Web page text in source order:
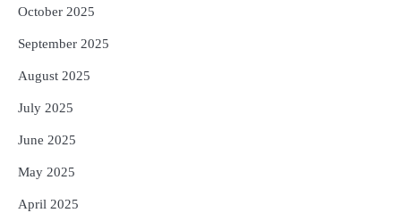
October 2025
September 2025
August 2025
July 2025
June 2025
May 2025
April 2025